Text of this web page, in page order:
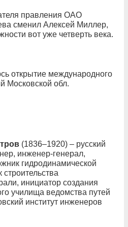
правления ОАО
сменил Алексей Миллер,
вот уже четверть века.
открытие международного
Московской обл.
(1836–1920) – русский
инженер-генерал,
гидродинамической
строительства
инициатор создания
училища ведомства путей
институт инженеров